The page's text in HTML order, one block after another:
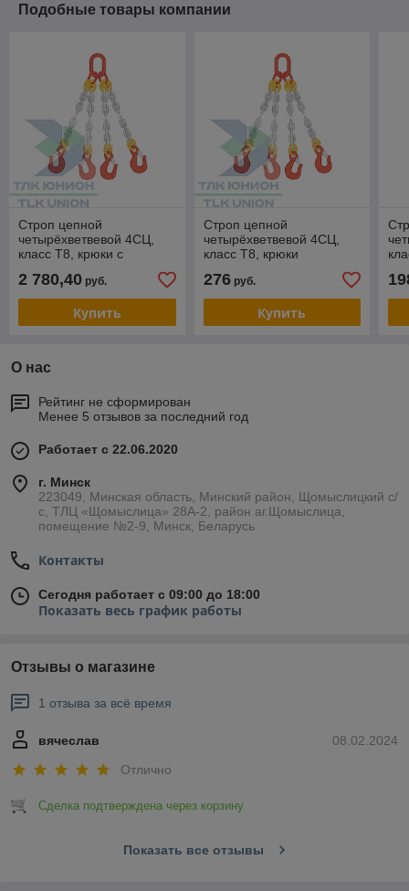
Подобные товары компании
Строп цепной
четырёхветвевой 4СЦ,
класс Т8, крюки с
крюки-укоротители
LYK13, 11,2т, 12м,
2 780,40 руб.
Купить
Строп цепной
четырёхветвевой 4СЦ,
класс Т8, крюки
самозащёлкивающиеся с
вилочным соединением
VAKH7, 3,15т, 1м,
276руб.
Купить
О нас
Рейтинг не сформирован
Менее 5 отзывов за последний год
Работает с 22.06.2020
г. Минск
223049, Минская область, Минский район, Щомыслицкий с/
с, ТЛЦ «Щомыслица» 28А-2, район аг.Щомыслица,
помещение №2-9, Минск, Беларусь
Контакты
Сегодня работает с 09:00 до 18:00
Показать весь график работы
Отзывы о магазине
1 отзыва за всё время
08.02.2024
вячеслав
Отлично
Сделка подтверждена через корзину
Показать все отзывы